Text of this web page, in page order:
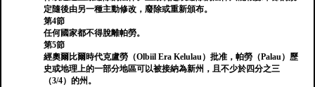
定隨後由另一種主動修改，廢除或重新頒布。
第4節
任何國家都不得脫離帕勞。
第5節
經奧爾比爾時代克盧勞（Olbiil Era Kelulau）批准，帕勞（Palau）歷
史或地理上的一部分地區可以被接納為新州，且不少於四分之三
（3/4）的州。